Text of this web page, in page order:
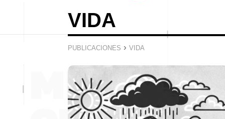
VIDA
PUBLICACIONES › VIDA